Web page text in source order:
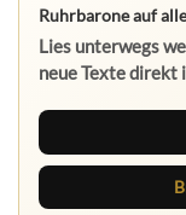
Ruhrbarone auf
Lies unterwegs
neue Texte direkt